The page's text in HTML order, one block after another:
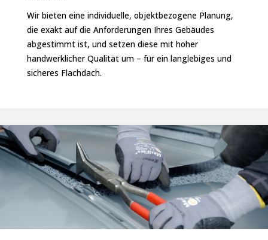
Wir bieten eine individuelle, objektbezogene Planung,
die exakt auf die Anforderungen Ihres Gebäudes
abgestimmt ist, und setzen diese mit hoher
handwerklicher Qualität um – für ein langlebiges und
sicheres Flachdach.